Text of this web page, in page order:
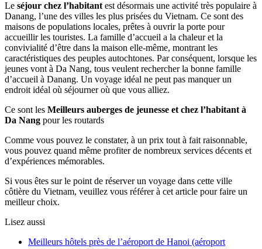
Le séjour chez l’habitant est désormais une activité très populaire à
Danang, l’une des villes les plus prisées du Vietnam. Ce sont des
maisons de populations locales, prêtes à ouvrir la porte pour
accueillir les touristes. La famille d’accueil a la chaleur et la
convivialité d’être dans la maison elle-même, montrant les
caractéristiques des peuples autochtones. Par conséquent, lorsque les
jeunes vont à Da Nang, tous veulent rechercher la bonne famille
d’accueil à Danang. Un voyage idéal ne peut pas manquer un
endroit idéal où séjourner où que vous alliez.
Ce sont les Meilleurs auberges de jeunesse et chez l’habitant à
Da Nang pour les routards
Comme vous pouvez le constater, à un prix tout à fait raisonnable,
vous pouvez quand même profiter de nombreux services décents et
d’expériences mémorables.
Si vous êtes sur le point de réserver un voyage dans cette ville
côtière du Vietnam, veuillez vous référer à cet article pour faire un
meilleur choix.
Lisez aussi
Meilleurs hôtels près de l’aéroport de Hanoi (aéroport